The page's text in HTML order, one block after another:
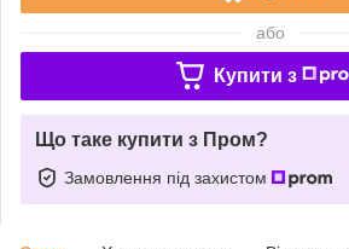
або
Купити з
Що таке купити з Пром?
Замовлення під захистом